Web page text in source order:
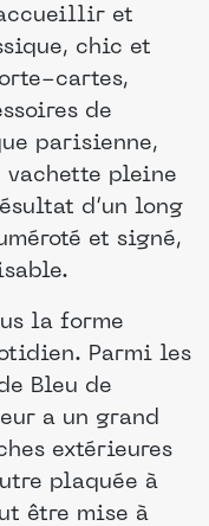
et
chic et
cartes,
de
parisienne,
vachette pleine
d’un long
et signé,
la forme
Parmi les
Bleu de
a un grand
extérieures
plaquée à
être mise à